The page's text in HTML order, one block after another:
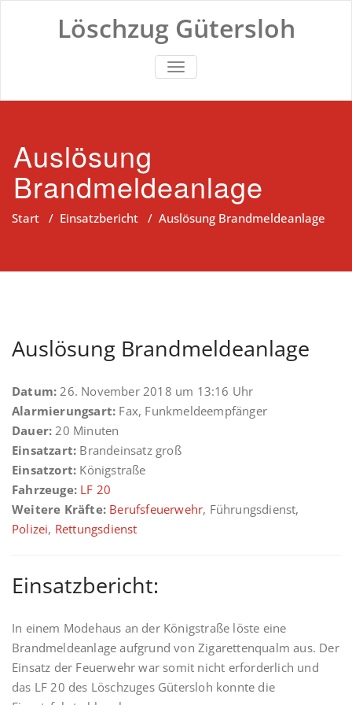
Löschzug Gütersloh
TOGGLE NAVIGATION
Auslösung
Brandmeldeanlage
Start / Einsatzbericht / Auslösung Brandmeldeanlage
Auslösung Brandmeldeanlage
Datum: 26. November 2018 um 13:16 Uhr
Alarmierungsart: Fax, Funkmeldeempfänger
Dauer: 20 Minuten
Einsatzart: Brandeinsatz groß
Einsatzort: Königstraße
Fahrzeuge: LF 20
Weitere Kräfte: Berufsfeuerwehr, Führungsdienst,
Polizei, Rettungsdienst
Einsatzbericht:
In einem Modehaus an der Königstraße löste eine
Brandmeldeanlage aufgrund von Zigarettenqualm aus. Der
Einsatz der Feuerwehr war somit nicht erforderlich und
das LF 20 des Löschzuges Gütersloh konnte die